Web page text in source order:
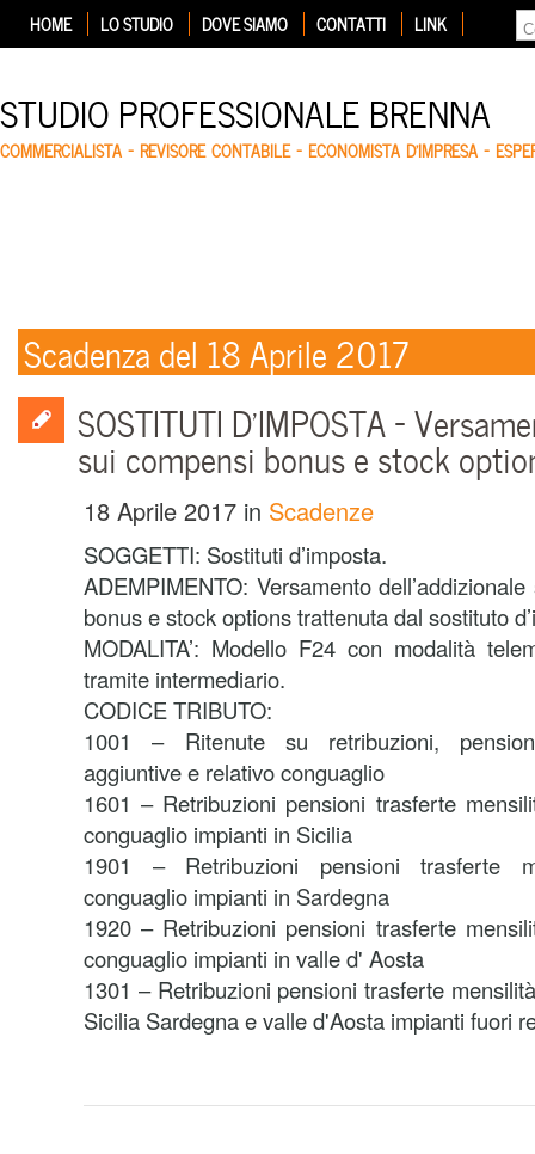
HOME LO STUDIO DOVE SIAMO CONTATTI LINK
STUDIO PROFESSIONALE BRENNA
COMMERCIALISTA – REVISORE CONTABILE – ECONOMISTA D'IMPRESA –
Scadenza del 18 Aprile 2017
SOSTITUTI D’IMPOSTA –
sui compensi bonus e stock
18 Aprile 2017 in Scadenze
SOGGETTI: Sostituti d’imposta.
ADEMPIMENTO: Versamento
bonus e stock options trattenuta dal sostituto
MODALITA’: Modello F24 con modalità
tramite intermediario.
CODICE TRIBUTO:
1001 – Ritenute su retribuzioni,
aggiuntive e relativo conguaglio
1601 – Retribuzioni pensioni trasferte
conguaglio impianti in Sicilia
1901 – Retribuzioni pensioni trasferte
conguaglio impianti in Sardegna
1920 – Retribuzioni pensioni trasferte
conguaglio impianti in valle d' Aosta
1301 – Retribuzioni pensioni trasferte
Sicilia Sardegna e valle d'Aosta impianti fuori